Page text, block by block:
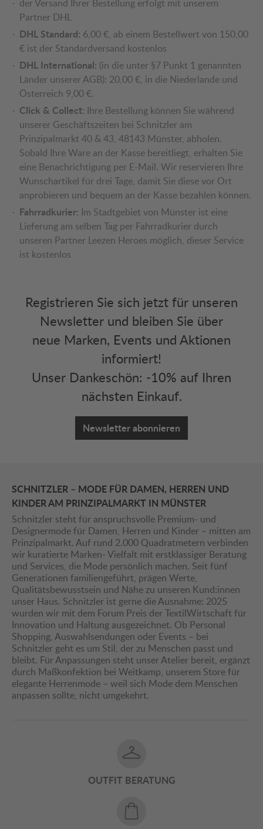
der Versand Ihrer Bestellung erfolgt mit unserem
Partner DHL
DHL Standard: 6,00 €, ab einem Bestellwert von 150,00
€ ist der Standardversand kostenlos
DHL International: (in die unter §7 Punkt 1 genannten
Länder unserer AGB): 20,00 €, in die Niederlande und
Österreich 9,00 €.
Click & Collect: Ihre Bestellung können Sie während
unserer Geschäftszeiten bei Schnitzler am
Prinzipalmarkt 40 & 43, 48143 Münster, abholen.
Sobald Ihre Ware an der Kasse bereitliegt, erhalten Sie
eine Benachrichtigung per E-Mail. Wir reservieren Ihre
Wunschartikel für drei Tage, damit Sie diese vor Ort
anprobieren und bequem an der Kasse bezahlen können.
Fahrradkurier: Im Stadtgebiet von Münster ist eine
Lieferung am selben Tag per Fahrradkurier durch
unseren Partner Leezen Heroes möglich, dieser Service
ist kostenlos
Registrieren Sie sich jetzt für unseren
Newsletter und bleiben Sie über
neue Marken, Events und Aktionen
informiert!
Unser Dankeschön: -10% auf Ihren
nächsten Einkauf.
Newsletter abonnieren
SCHNITZLER – MODE FÜR DAMEN, HERREN UND
KINDER AM PRINZIPALMARKT IN MÜNSTER
Schnitzler steht für anspruchsvolle Premium- und
Designermode für Damen, Herren und Kinder – mitten am
Prinzipalmarkt. Auf rund 2.000 Quadratmetern verbinden
wir kuratierte Marken- Vielfalt mit erstklassiger Beratung
und Services, die Mode persönlich machen. Seit fünf
Generationen familiengeführt, prägen Werte,
Qualitätsbewusstsein und Nähe zu unseren Kund:innen
unser Haus. Schnitzler ist gerne die Ausnahme: 2025
wurden wir mit dem Forum Preis der TextilWirtschaft für
Innovation und Haltung ausgezeichnet. Ob Personal
Shopping, Auswahlsendungen oder Events – bei
Schnitzler geht es um Stil, der zu Menschen passt und
bleibt. Für Anpassungen steht unser Atelier bereit, ergänzt
durch Maßkonfektion bei Weitkamp, unserem Store für
elegante Herrenmode – weil sich Mode dem Menschen
anpassen sollte, nicht umgekehrt.
OUTFIT BERATUNG